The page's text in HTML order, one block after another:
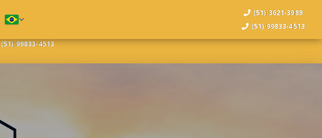
(51) 99833-4513
(51) 3621-3989
(51) 99833-4513